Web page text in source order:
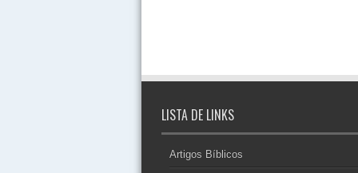
LISTA DE LINKS
Artigos Bíblicos